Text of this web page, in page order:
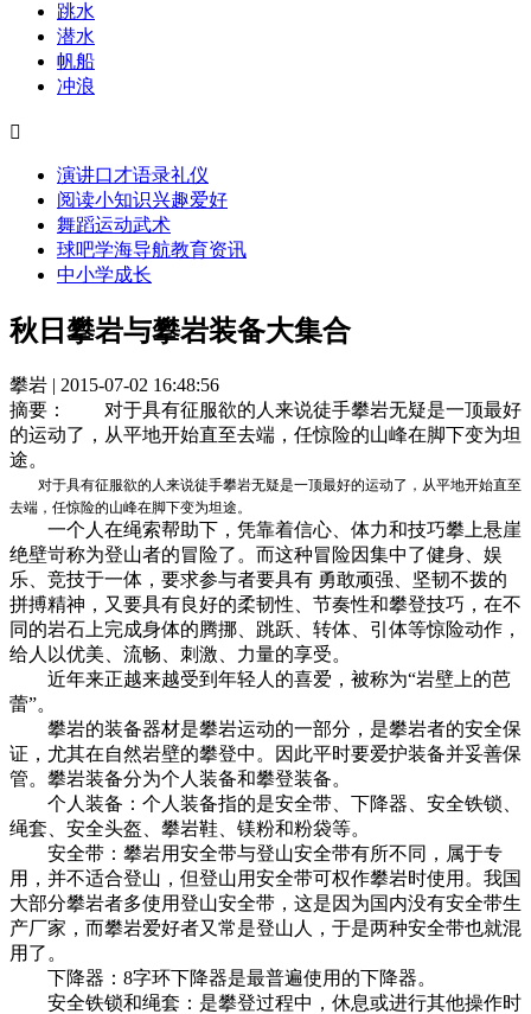
跳水
潜水
帆船
冲浪

演讲口才语录礼仪
阅读小知识兴趣爱好
舞蹈运动武术
球吧学海导航教育资讯
中小学成长
秋日攀岩与攀岩装备大集合
攀岩 | 2015-07-02 16:48:56
摘要：
对于具有征服欲的人来说徒手攀岩无疑是一顶最好
的运动了，从平地开始直至去端，任惊险的山峰在脚下变为坦
途。
对于具有征服欲的人来说徒手攀岩无疑是一顶最好的运动了，从平地开始直至
去端，任惊险的山峰在脚下变为坦途。
一个人在绳索帮助下，凭靠着信心、体力和技巧攀上悬崖
绝壁岢称为登山者的冒险了。而这种冒险因集中了健身、娱
乐、竞技于一体，要求参与者要具有 勇敢顽强、坚韧不拨的
拼搏精神，又要具有良好的柔韧性、节奏性和攀登技巧，在不
同的岩石上完成身体的腾挪、跳跃、转体、引体等惊险动作，
给人以优美、流畅、刺激、力量的享受。
近年来正越来越受到年轻人的喜爱，被称为“岩壁上的芭
蕾”。
攀岩的装备器材是攀岩运动的一部分，是攀岩者的安全保
证，尤其在自然岩壁的攀登中。因此平时要爱护装备并妥善保
管。攀岩装备分为个人装备和攀登装备。
个人装备：个人装备指的是安全带、下降器、安全铁锁、
绳套、安全头盔、攀岩鞋、镁粉和粉袋等。
安全带：攀岩用安全带与登山安全带有所不同，属于专
用，并不适合登山，但登山用安全带可权作攀岩时使用。我国
大部分攀岩者多使用登山安全带，这是因为国内没有安全带生
产厂家，而攀岩爱好者又常是登山人，于是两种安全带也就混
用了。
下降器：8字环下降器是最普遍使用的下降器。
安全铁锁和绳套：是攀登过程中，休息或进行其他操作时